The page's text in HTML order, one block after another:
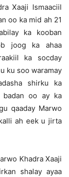
Xaaji Ismaaciil
oo ka mid ah 21
ka kooban
joog ka ahaa
ka socday
ku soo waramay
shirku ka
badan oo ay ka
qaaday Marwo
ah eek u jirta
Khadra Xaaji
shalay ayaa